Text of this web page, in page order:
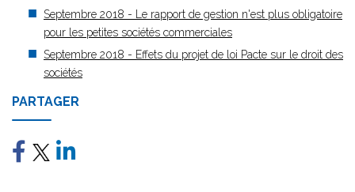
Septembre 2018 - Le rapport de gestion n'est plus obligatoire
pour les petites sociétés commerciales
Septembre 2018 - Effets du projet de loi Pacte sur le droit des
sociétés
PARTAGER